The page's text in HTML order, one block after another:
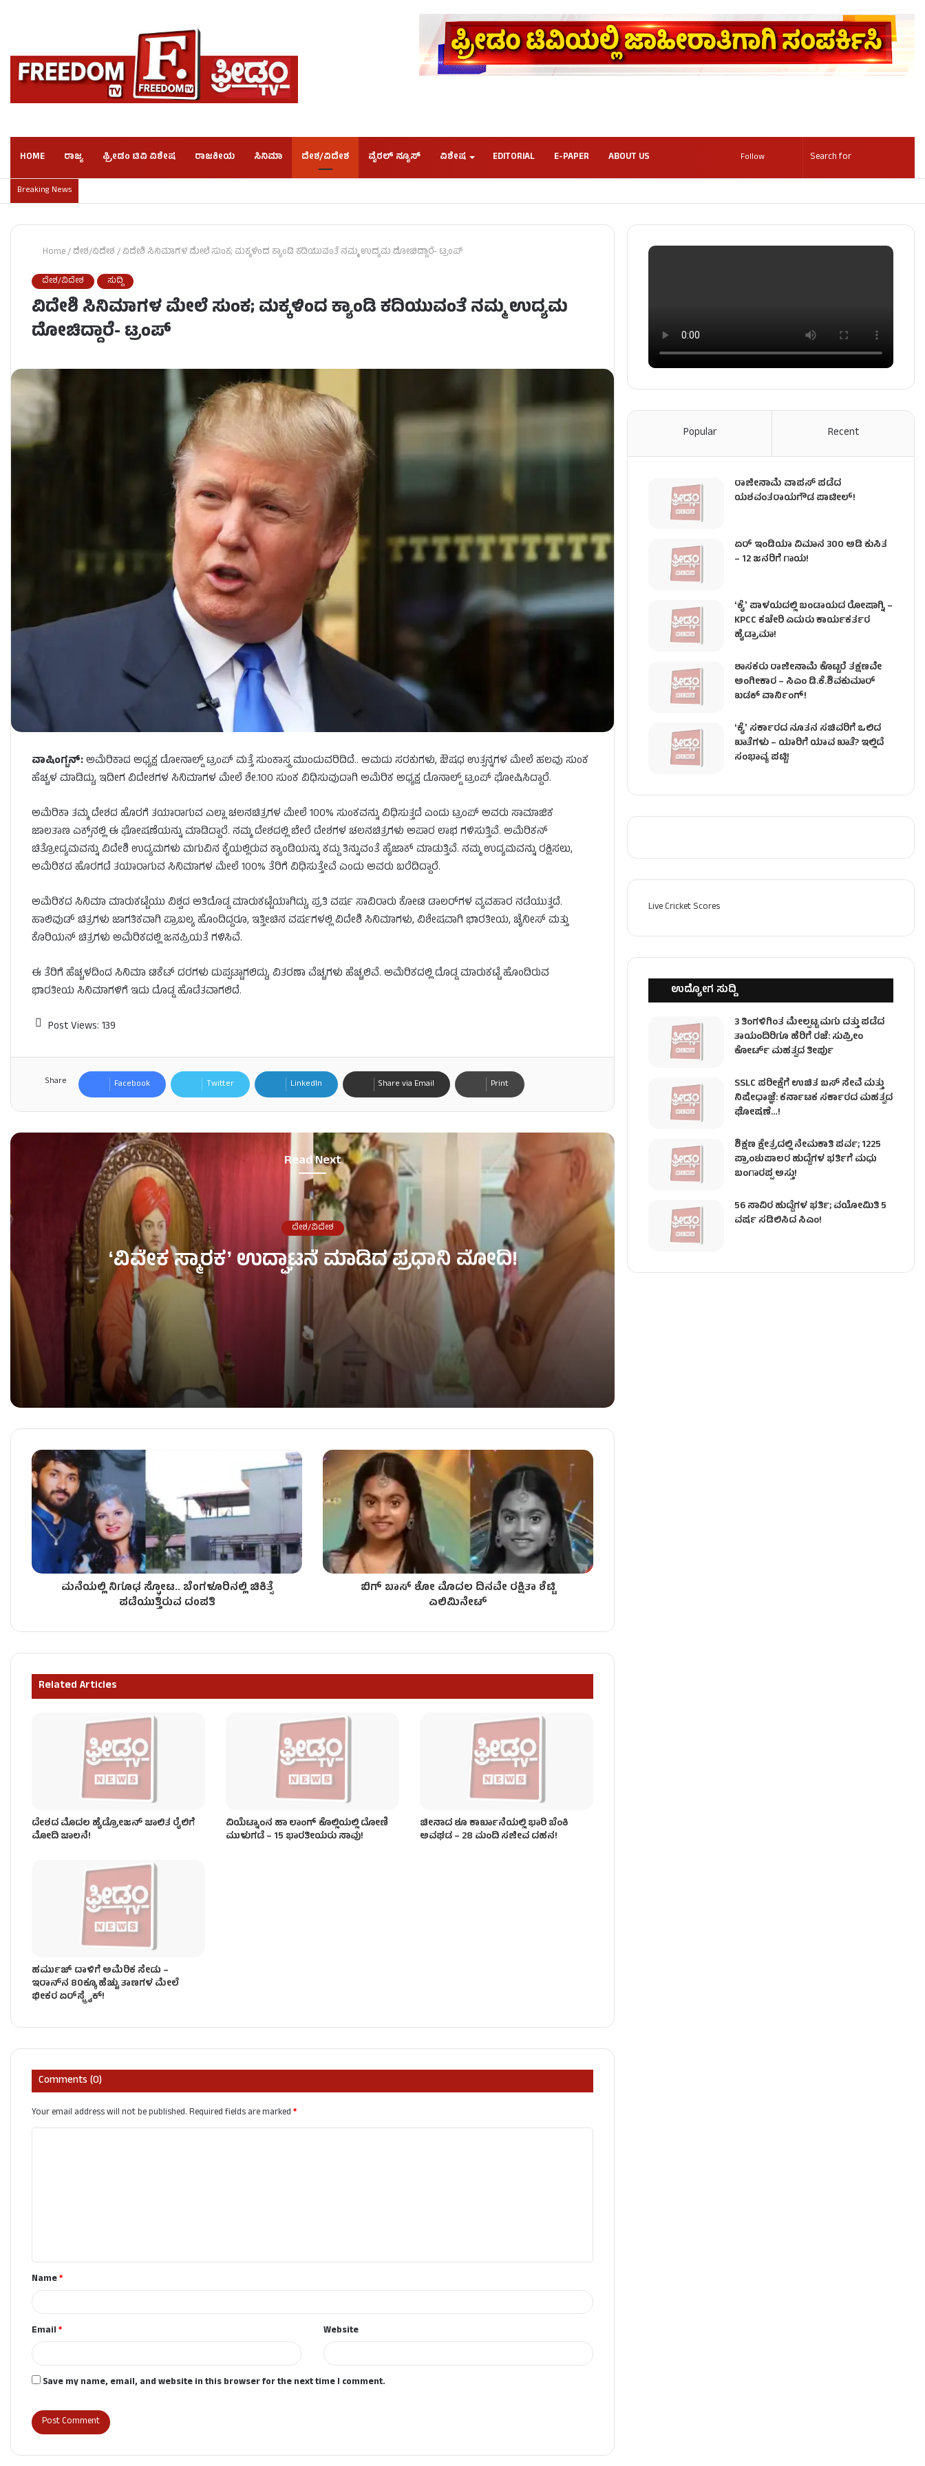
HOME ರಾಜ್ಯ ಫ್ರೀಡಂ ಟಿವಿ ವಿಶೇಷ ರಾಜಕೀಯ ಸಿನಿಮಾ ದೇಶ/ವಿದೇಶ ವೈರಲ್ ನ್ಯೂಸ್ ವಿಶೇಷ EDITORIAL E-PAPER ABOUT US Follow
Breaking News
Home/ದೇಶ/ವಿದೇಶ/ವಿದೇಶಿ ಸಿನಿಮಾಗಳ ಮೇಲೆ ಸುಂಕ; ಮಕ್ಕಳಿಂದ ಕ್ಯಾಂಡಿ ಕದಿಯುವಂತೆ ನಮ್ಮ ಉದ್ಯಮ ದೋಚಿದ್ದಾರೆ- ಟ್ರಂಪ್​
ದೇಶ/ವಿದೇಶ ಸುದ್ದಿ
ವಿದೇಶಿ ಸಿನಿಮಾಗಳ ಮೇಲೆ ಸುಂಕ; ಮಕ್ಕಳಿಂದ ಕ್ಯಾಂಡಿ ಕದಿಯುವಂತೆ ನಮ್ಮ ಉದ್ಯಮ
ದೋಚಿದ್ದಾರೆ- ಟ್ರಂಪ್​
ವಾಷಿಂಗ್ಟನ್​​:ಅಮೆರಿಕಾದ ಅಧ್ಯಕ್ಷ ಡೋನಾಲ್ಡ್​​ ಟ್ರಂಪ್​​ ಮತ್ತೆ ಸುಂಕಾಸ್ತ್ರ ಮುಂದುವರಿದಿದೆ.. ಆಮದು ಸರಕುಗಳು, ಔಷಧ ಉತ್ಪನ್ನಗಳ ಮೇಲೆ ಹಲವು ಸುಂಕ
ಹೆಚ್ಚಳ ಮಾಡಿದ್ದು, ಇದೀಗ ವಿದೇಶಗಳ ಸಿನಿಮಾಗಳ ಮೇಲೆ ಶೇ.100 ಸುಂಕ ವಿಧಿಸುವುದಾಗಿ ಅಮೆರಿಕ ಅಧ್ಯಕ್ಷ ಡೊನಾಲ್ಡ್‌ ಟ್ರಂಪ್‌ ಘೋಷಿಸಿದ್ದಾರೆ.
ಅಮೆರಿಕಾ ತಮ್ಮ ದೇಶದ ಹೊರಗೆ ತಯಾರಾಗುವ ಎಲ್ಲಾ ಚಲನಚಿತ್ರಗಳ ಮೇಲೆ 100% ಸುಂಕವನ್ನು ವಿಧಿಸುತ್ತದೆ ಎಂದು ಟ್ರಂಪ್ ಅವರು ಸಾಮಾಜಿಕ
ಜಾಲತಾಣ ಎಕ್ಸ್‌ನಲ್ಲಿ ಈ ಘೋಷಣೆಯನ್ನು ಮಾಡಿದ್ದಾರೆ. ನಮ್ಮ ದೇಶದಲ್ಲಿ ಬೇರೆ ದೇಶಗಳ ಚಲನಚಿತ್ರಗಳು ಅಪಾರ ಲಾಭ ಗಳಿಸುತ್ತಿವೆ. ಅಮೆರಿಕನ್
ಚಿತ್ರೋದ್ಯಮವನ್ನು ವಿದೇಶಿ ಉದ್ಯಮಗಳು ಮಗುವಿನ ಕೈಯಲ್ಲಿರುವ ಕ್ಯಾಂಡಿಯನ್ನು ಕದ್ದು ತಿನ್ನುವಂತೆ ಹೈಜಾಕ್ ಮಾಡುತ್ತಿವೆ. ನಮ್ಮ ಉದ್ಯಮವನ್ನು ರಕ್ಷಿಸಲು,
ಅಮೆರಿಕದ ಹೊರಗಡೆ ತಯಾರಾಗುವ ಸಿನಿಮಾಗಳ ಮೇಲೆ 100% ತೆರಿಗೆ ವಿಧಿಸುತ್ತೇವೆ ಎಂದು ಅವರು ಬರೆದಿದ್ದಾರೆ.
ಅಮೆರಿಕದ ಸಿನಿಮಾ ಮಾರುಕಟ್ಟೆಯು ವಿಶ್ವದ ಅತಿದೊಡ್ಡ ಮಾರುಕಟ್ಟೆಯಾಗಿದ್ದು, ಪ್ರತಿ ವರ್ಷ ಸಾವಿರಾರು ಕೋಟಿ ಡಾಲರ್‌ಗಳ ವ್ಯವಹಾರ ನಡೆಯುತ್ತದೆ.
ಹಾಲಿವುಡ್ ಚಿತ್ರಗಳು ಜಾಗತಿಕವಾಗಿ ಪ್ರಾಬಲ್ಯ ಹೊಂದಿದ್ದರೂ, ಇತ್ತೀಚಿನ ವರ್ಷಗಳಲ್ಲಿ ವಿದೇಶಿ ಸಿನಿಮಾಗಳು, ವಿಶೇಷವಾಗಿ ಭಾರತೀಯ, ಚೈನೀಸ್ ಮತ್ತು
ಕೊರಿಯನ್ ಚಿತ್ರಗಳು ಅಮೆರಿಕದಲ್ಲಿ ಜನಪ್ರಿಯತೆ ಗಳಿಸಿವೆ.
ಈ ತೆರಿಗೆ ಹೆಚ್ಚಳದಿಂದ ಸಿನಿಮಾ ಟಿಕೆಟ್ ದರಗಳು ದುಪ್ಪಟ್ಟಾಗಲಿದ್ದು, ವಿತರಣಾ ವೆಚ್ಚಗಳು ಹೆಚ್ಚಲಿವೆ. ಅಮೆರಿಕದಲ್ಲಿ ದೊಡ್ಡ ಮಾರುಕಟ್ಟೆ ಹೊಂದಿರುವ
ಭಾರತೀಯ ಸಿನಿಮಾಗಳಿಗೆ ಇದು ದೊಡ್ಡ ಹೊಡೆತವಾಗಲಿದೆ.
Post Views: 139
Share Facebook Twitter LinkedIn Share via Email Print
Read Next
ದೇಶ/ವಿದೇಶ
ʻವಿವೇಕ ಸ್ಮಾರಕʼ ಉದ್ಘಾಟನೆ ಮಾಡಿದ ಪ್ರಧಾನಿ ಮೋದಿ!
ʻವಿವೇಕ ಸ್ಮಾರಕʼ ಉದ್ಘಾಟನೆ ಮಾಡಿದ ಪ್ರಧಾನಿ ಮೋದಿ!
ಪಾಕಿಸ್ತಾನದ ಕಲ್ಲಿದ್ದಲು ಗಣಿಯಲ್ಲಿ ಭೀಕರ ಸ್ಫೋಟ – 32 ಕಾರ್ಮಿಕರು ಸಾವು!
ಭಾರತದ ಮೇಲೆ 10% ಸುಂಕ ಹೇರಿದ ಡೊನಾಲ್ಡ್ ಟ್ರಂಪ್!
ದೇಶದ ಮೊದಲ ಖಾಸಗಿ ರಾಕೆಟ್ ‘ವಿಕ್ರಮ್-1’ ಉಡಾವಣೆ!
ಮನೆಯಲ್ಲಿ ನಿಗೂಢ ಸ್ಫೋಟ.. ಬೆಂಗಳೂರಿನಲ್ಲಿ ಚಿಕಿತ್ಸೆ
ಪಡೆಯುತ್ತಿರುವ ದಂಪತಿ
ಬಿಗ್ ಬಾಸ್ ಶೋ ಮೊದಲ ದಿನವೇ ರಕ್ಷಿತಾ ಶೆಟ್ಟಿ
ಎಲಿಮಿನೇಟ್
Related Articles
ದೇಶದ ಮೊದಲ ಹೈಡ್ರೋಜನ್‌ ಚಾಲಿತ ರೈಲಿಗೆ
ಮೋದಿ ಚಾಲನೆ!
ವಿಯೆಟ್ನಾಂನ ಹಾ ಲಾಂಗ್ ಕೊಲ್ಲಿಯಲ್ಲಿ ದೋಣಿ
ಮುಳುಗಡೆ – 15 ಭಾರತೀಯರು ಸಾವು!
ಚೀನಾದ ಶೂ ಕಾರ್ಖಾನೆಯಲ್ಲಿ ಭಾರಿ ಬೆಂಕಿ
ಅವಘಡ – 28 ಮಂದಿ ಸಜೀವ ದಹನ!
ಹರ್ಮುಜ್ ದಾಳಿಗೆ ಅಮೆರಿಕ ಸೇಡು –
ಇರಾನ್‌ನ 80ಕ್ಕೂ ಹೆಚ್ಚು ತಾಣಗಳ ಮೇಲೆ
ಭೀಕರ ಏರ್‌ಸ್ಟ್ರೈಕ್‌!
Comments (0)
Your email address will not be published.Required fields are marked*
t
*Name*
Email* Website
Save my name, email, and website in this browser for the next time I comment.
Popular Recent
ರಾಜೀನಾಮೆ ವಾಪಸ್ ಪಡೆದ
ಯಶವಂತರಾಯಗೌಡ ಪಾಟೀಲ್‌!
ಏರ್ ಇಂಡಿಯಾ ವಿಮಾನ 300 ಅಡಿ ಕುಸಿತ
– 12 ಜನರಿಗೆ ಗಾಯ!
ʻಕೈʼ​ ಪಾಳಯದಲ್ಲಿ ಬಂಡಾಯದ ರೋಷಾಗ್ನಿ –
KPCC ಕಚೇರಿ ಎದುರು ಕಾರ್ಯಕರ್ತರ
ಹೈಡ್ರಾಮಾ!
ಶಾಸಕರು ರಾಜೀನಾಮೆ ಕೊಟ್ಟರೆ ತಕ್ಷಣವೇ
ಅಂಗೀಕಾರ – ಸಿಎಂ ಡಿ.ಕೆ.ಶಿವಕುಮಾರ್
ಖಡಕ್ ವಾರ್ನಿಂಗ್!
ʻಕೈʼ ಸರ್ಕಾರದ ನೂತನ ಸಚಿವರಿಗೆ ಒಲಿದ
ಖಾತೆಗಳು – ಯಾರಿಗೆ ಯಾವ ಖಾತೆ? ಇಲ್ಲಿದೆ
ಸಂಭಾವ್ಯ ಪಟ್ಟಿ!
Live Cricket Scores
ಉದ್ಯೋಗ ಸುದ್ದಿ
3 ತಿಂಗಳಿಗಿಂತ ಮೇಲ್ಪಟ್ಟ ಮಗು ದತ್ತು ಪಡೆದ
ತಾಯಂದಿರಿಗೂ ಹೆರಿಗೆ ರಜೆ: ಸುಪ್ರೀಂ
ಕೋರ್ಟ್ ಮಹತ್ವದ ತೀರ್ಪು
SSLC ಪರೀಕ್ಷೆಗೆ ಉಚಿತ ಬಸ್ ಸೇವೆ ಮತ್ತು
ನಿಷೇಧಾಜ್ಞೆ: ಕರ್ನಾಟಕ ಸರ್ಕಾರದ ಮಹತ್ವದ
ಘೋಷಣೆ…!
ಶಿಕ್ಷಣ ಕ್ಷೇತ್ರದಲ್ಲಿ ನೇಮಕಾತಿ ಪರ್ವ; 1225
ಪ್ರಾಂಶುಪಾಲರ ಹುದ್ದೆಗಳ ಭರ್ತಿಗೆ ಮಧು
ಬಂಗಾರಪ್ಪ ಅಸ್ತು!
56 ಸಾವಿರ ಹುದ್ದೆಗಳ ಭರ್ತಿ; ವಯೋಮಿತಿ 5
ವರ್ಷ ಸಡಿಲಿಸಿದ ಸಿಎಂ!